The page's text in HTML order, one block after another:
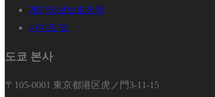
개인정보보호정책
사이트 맵
도쿄 본사
〒105-0001 東京都港区虎ノ門3-11-15